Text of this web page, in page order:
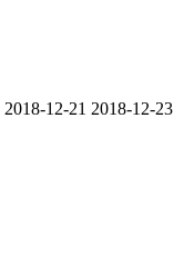
2018-12-21 2018-12-23